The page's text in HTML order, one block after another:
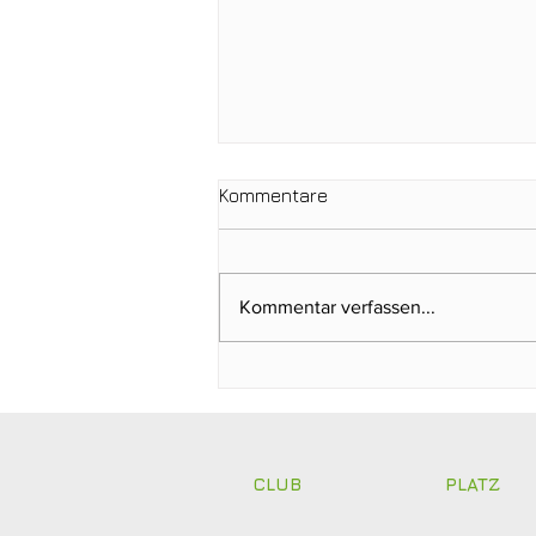
Kommentare
Kommentar verfassen...
CLUB PLATZ